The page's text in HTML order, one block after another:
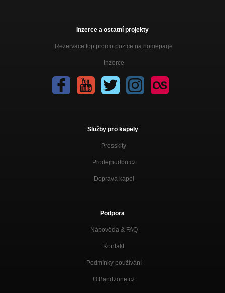
Inzerce a ostatní projekty
Rezervace top promo pozice na homepage
Inzerce
Služby pro kapely
Presskity
Prodejhudbu.cz
Doprava kapel
Podpora
Nápověda & FAQ
Kontakt
Podmínky používání
O Bandzone.cz